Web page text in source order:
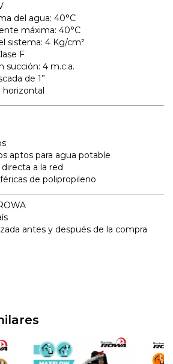
del agua: 40°C
máxima: 40°C
sistema: 4 Kg/cm²
F
succión: 4 m.c.a.
de 1”
aptos para agua potable
a la red
de polipropileno
antes y después de la compra